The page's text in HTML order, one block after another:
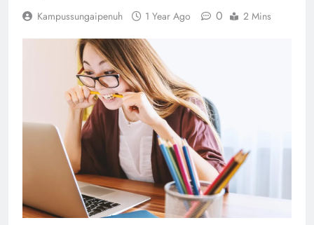
Kampussungaipenuh 1 Year Ago 0 2 Mins